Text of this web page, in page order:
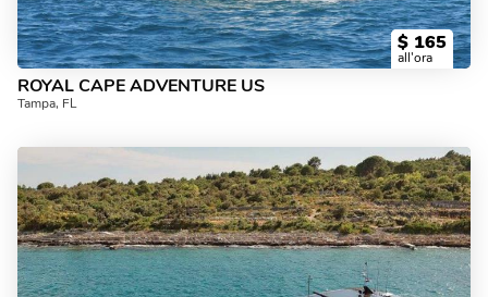
$ 165
all'ora
ROYAL CAPE ADVENTURE US
Tampa, FL